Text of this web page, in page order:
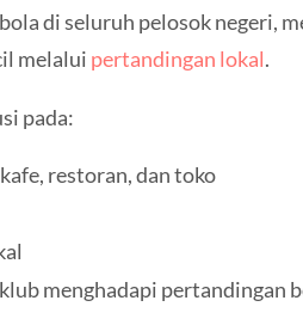
di seluruh pelosok negeri,
melalui pertandingan lokal.
pada:
restoran, dan toko
menghadapi pertandingan